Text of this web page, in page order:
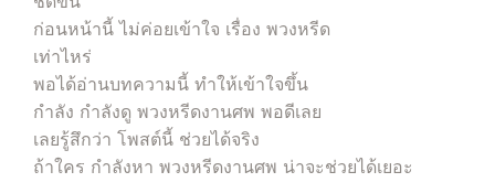
ก่อนหน้านี้ ไม่ค่อยเข้าใจ เรื่อง พวงหรีด
เท่าไหร่
พอได้อ่านบทความนี้ ทำให้เข้าใจขึ้น
กำลัง กำลังดู พวงหรีดงานศพ พอดีเลย
เลยรู้สึกว่า โพสต์นี้ ช่วยได้จริง
ถ้าใคร กำลังหา พวงหรีดงานศพ น่าจะช่วยได้เยอะ